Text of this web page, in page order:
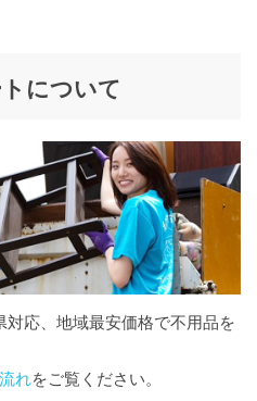
について
応、地域最安価格で不用品を
れをご覧ください。